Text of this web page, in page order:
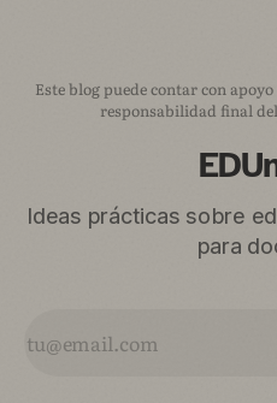
Este blog puede contar con
responsabilidad final
Ideas prácticas sobre
para